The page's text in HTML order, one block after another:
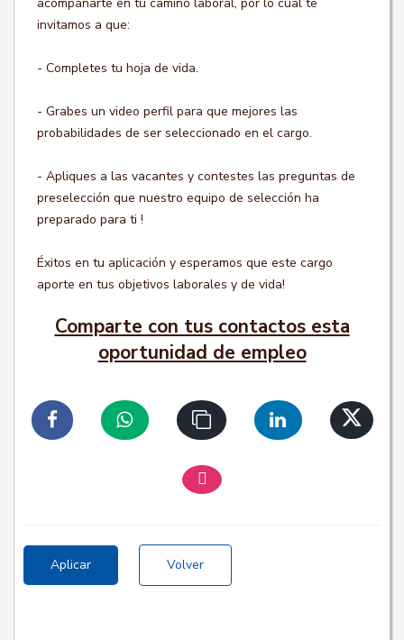
invitamos a que:
- Completes tu hoja de vida.
- Grabes un video perfil para que mejores las
probabilidades de ser seleccionado en el cargo.
- Apliques a las vacantes y contestes las preguntas de
preselección que nuestro equipo de selección ha
preparado para ti !
Éxitos en tu aplicación y esperamos que este cargo
aporte en tus objetivos laborales y de vida!
Comparte con tus contactos esta
oportunidad de empleo
Aplicar Volver